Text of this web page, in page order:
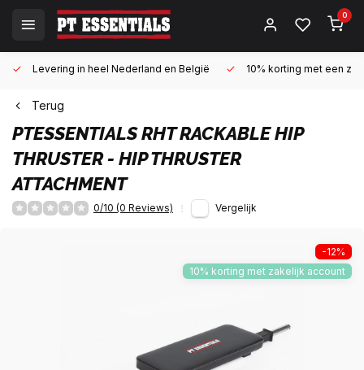
0
Levering in heel Nederland en België 10% korting met een
Terug
PTESSENTIALSRHT RACKABLE HIP
THRUSTER - HIP THRUSTER
ATTACHMENT
0/10 (0 Reviews) Vergelijk
-12%
10% korting met zakelijk account